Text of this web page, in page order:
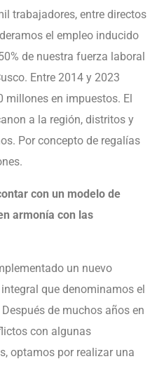
trabajadores, entre directos
el empleo inducido
de nuestra fuerza laboral
Entre 2014 y 2023
millones en impuestos. El
a la región, distritos y
Por concepto de regalías
con un modelo de
armonía con las
un nuevo
que denominamos el
de muchos años en
con algunas
optamos por realizar una